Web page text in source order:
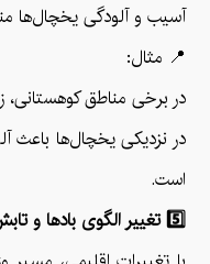
آسیب و آلودگی یخچال‌ها
📍 مثال:
در برخی مناطق کوهستانی،
در نزدیکی یخچال‌ها باعث
است.
5️⃣ تغییر الگوی بادها و تابش خورشید